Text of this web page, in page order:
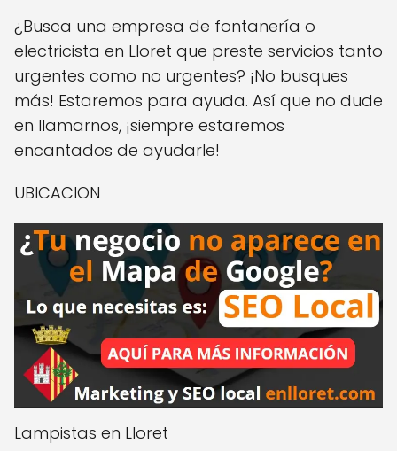
¿Busca una empresa de fontanería o
electricista en Lloret que preste servicios tanto
urgentes como no urgentes? ¡No busques
más! Estaremos para ayuda. Así que no dude
en llamarnos, ¡siempre estaremos
encantados de ayudarle!
UBICACION
Lampistas en Lloret